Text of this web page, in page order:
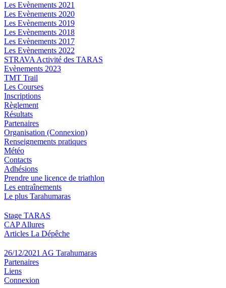
Les Evènements 2021
Les Evènements 2020
Les Evènements 2019
Les Evènements 2018
Les Evènements 2017
Les Evènements 2022
STRAVA Activité des TARAS
Evènements 2023
TMT Trail
Les Courses
Inscriptions
Règlement
Résultats
Partenaires
Organisation (Connexion)
Renseignements pratiques
Météo
Contacts
Adhésions
Prendre une licence de triathlon
Les entraînements
Le plus Tarahumaras
Stage TARAS
CAP Allures
Articles La Dépêche
26/12/2021 AG Tarahumaras
Partenaires
Liens
Connexion